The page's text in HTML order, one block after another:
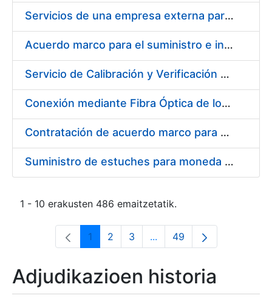
Servicios de una empresa externa para el asesoramiento y resolución de los recursos de alzada que se presentan relacionados con procesos de selección para la FNMT-RCM
Acuerdo marco para el suministro e instalación de persianas, estores y otros complementos
Servicio de Calibración y Verificación Externa de los Equipos de Medición del Servicio de Prevención de la FNMT-RCM
Conexión mediante Fibra Óptica de los Centros de Proceso de Datos (CPDs) de las sedes de la FNMT-RCM de Burgos y Madrid
Contratación de acuerdo marco para el Suministro de Material de Electricidad para la Fábrica Nacional de Moneda y Timbre-Real Casa de la Moneda en su centro de trabajo de Burgos
Suministro de estuches para moneda de 30 €
1 - 10 erakusten 486 emaitzetatik.
Orrialdea
1 Orrialdea
2 Orrialdea
3 ...Intermediate Pages Use
Orrialdea
49
Adjudikazioen historia